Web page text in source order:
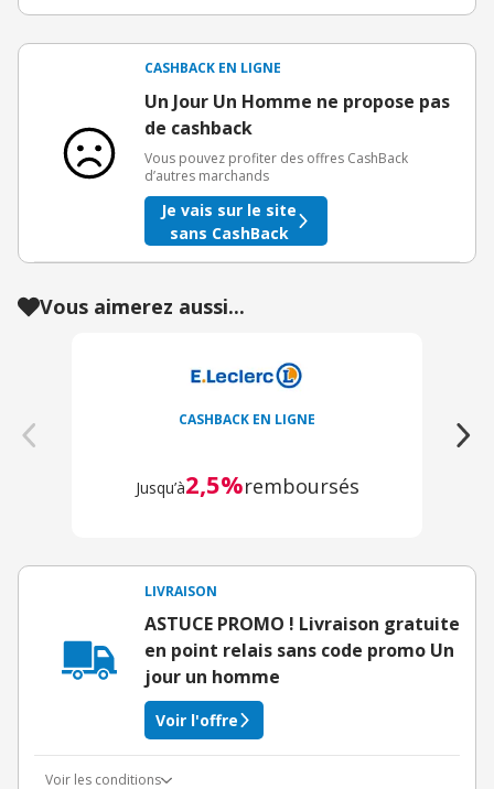
3€ de bienvenue crédités immédiatement + 1€ supplémentaire
Offre réservée à une toute première inscription chez eBuyClub.
CASHBACK EN LIGNE
Un Jour Un Homme ne propose pas
de cashback
Vous pouvez profiter des offres CashBack
d’autres marchands
Je vais sur le site
sans CashBack
Vous aimerez aussi...
CASHBACK EN LIGNE
Jusqu’à2,5%remboursés
LIVRAISON
ASTUCE PROMO ! Livraison gratuite
en point relais sans code promo Un
jour un homme
Voir l'offre
Voir les conditions